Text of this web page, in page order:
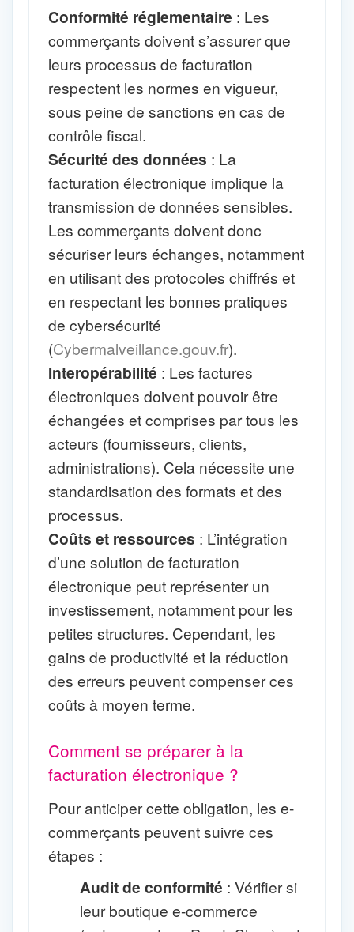
Conformité réglementaire : Les
commerçants doivent s’assurer que
leurs processus de facturation
respectent les normes en vigueur,
sous peine de sanctions en cas de
contrôle fiscal.
Sécurité des données : La
facturation électronique implique la
transmission de données sensibles.
Les commerçants doivent donc
sécuriser leurs échanges, notamment
en utilisant des protocoles chiffrés et
en respectant les bonnes pratiques
de cybersécurité
(Cybermalveillance.gouv.fr).
Interopérabilité : Les factures
électroniques doivent pouvoir être
échangées et comprises par tous les
acteurs (fournisseurs, clients,
administrations). Cela nécessite une
standardisation des formats et des
processus.
Coûts et ressources : L’intégration
d’une solution de facturation
électronique peut représenter un
investissement, notamment pour les
petites structures. Cependant, les
gains de productivité et la réduction
des erreurs peuvent compenser ces
coûts à moyen terme.
Comment se préparer à la
facturation électronique ?
Pour anticiper cette obligation, les e-
commerçants peuvent suivre ces
étapes :
Audit de conformité : Vérifier si
leur boutique e-commerce